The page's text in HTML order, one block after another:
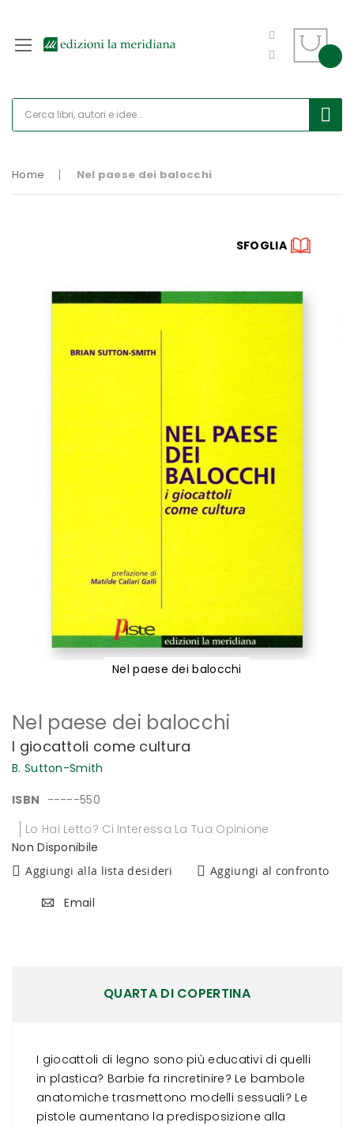
Home Nel paese dei balocchi
Nel paese dei balocchi
I giocattoli come cultura
B. Sutton-Smith
ISBN -----550
Lo Hai Letto? Ci Interessa La Tua Opinione
Non Disponibile
Aggiungi alla lista desideri Aggiungi al confronto
Email
SFOGLIA
galleria
Nel paese dei balocchi
all'inizio
galleria
di
QUARTA DI COPERTINA
I giocattoli di legno sono più educativi di quelli
in plastica? Barbie fa rincretinire? Le bambole
anatomiche trasmettono modelli sessuali? Le
pistole aumentano la predisposizione alla